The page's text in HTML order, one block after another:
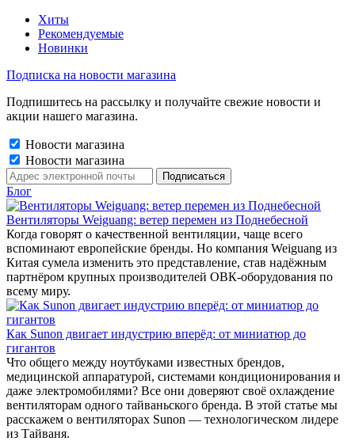
Хиты
Рекомендуемые
Новинки
Подписка на новости магазина
Подпишитесь на рассылку и получайте свежие новости и
акции нашего магазина.
Новости магазина
Новости магазина
Блог
Вентиляторы Weiguang: ветер перемен из Поднебесной
Когда говорят о качественной вентиляции, чаще всего
вспоминают европейские бренды. Но компания Weiguang из
Китая сумела изменить это представление, став надёжным
партнёром крупных производителей ОВК-оборудования по
всему миру.
Как Sunon двигает индустрию вперёд: от миниатюр до
гигантов
Что общего между ноутбуками известных брендов,
медицинской аппаратурой, системами кондиционирования и
даже электромобилями? Все они доверяют своё охлаждение
вентиляторам одного тайваньского бренда. В этой статье мы
расскажем о вентиляторах Sunon — технологическом лидере
из Тайваня.